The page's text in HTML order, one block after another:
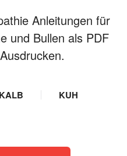
Anleitungen für
und Bullen als PDF
KALB
KUH